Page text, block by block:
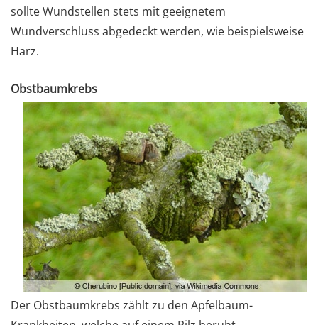
sollte Wundstellen stets mit geeignetem
Wundverschluss abgedeckt werden, wie beispielsweise
Harz.
Obstbaumkrebs
Der Obstbaumkrebs zählt zu den Apfelbaum-